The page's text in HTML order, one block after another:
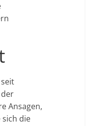
Ansagen,
die